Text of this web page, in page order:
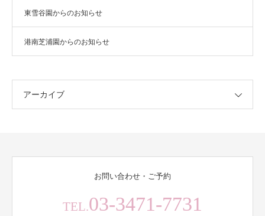
東雪谷園からのお知らせ
港南芝浦園からのお知らせ
アーカイブ
お問い合わせ・ご予約
TEL.03-3471-7731